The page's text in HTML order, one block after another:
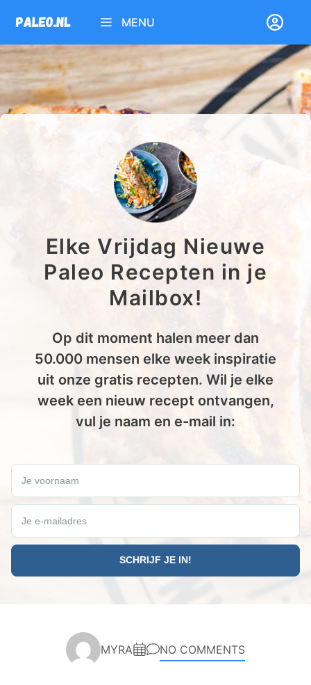
naar
de
MENU
Elke Vrijdag Nieuwe
Paleo Recepten in je
Mailbox!
Op dit moment halen meer dan
50.000 mensen elke week inspiratie
uit onze gratis recepten. Wil je elke
week een nieuw recept ontvangen,
vul je naam en e-mail in:
Wil jij elke vrijdag een gratis Paleo recept ontvangen?
Je voornaam
Je e-mailadres
MYRA NO COMMENTS